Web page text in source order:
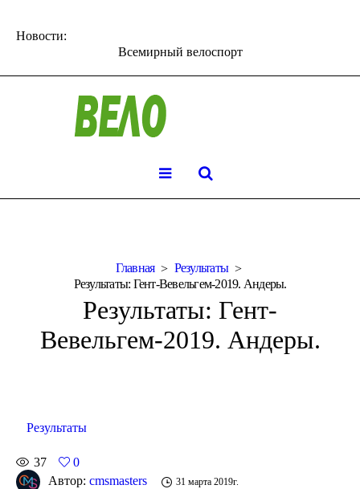
Новости:
Всемирный велоспорт
Главная
Результаты
Результаты: Гент-Вевельгем-2019. Андеры.
Результаты: Гент-
Вевельгем-2019. Андеры.
Результаты
37
0
Автор: cmsmasters 31 марта 2019г.